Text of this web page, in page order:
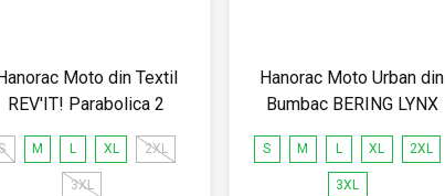
Moto din Textil
REV'IT! Parabolica 2
M L XL 2XL
3XL
Hanorac Moto Urban din
Bumbac BERING LYNX
S M L XL 2XL
3XL